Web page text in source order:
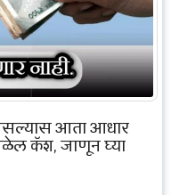
आता आधार
कॅश, जाणून घ्या